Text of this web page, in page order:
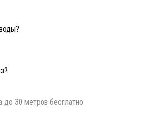
до 30 метров бесплатно